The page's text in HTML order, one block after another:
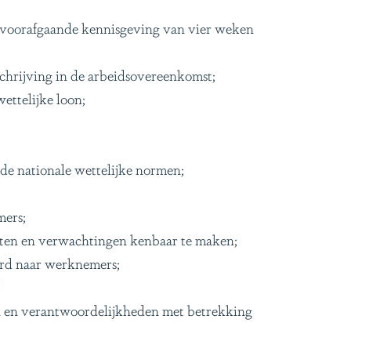
kennisgeving van vier weken
in de arbeidsovereenkomst;
loon;
nationale wettelijke normen;
en verwachtingen kenbaar te maken;
naar werknemers;
verantwoordelijkheden met betrekking